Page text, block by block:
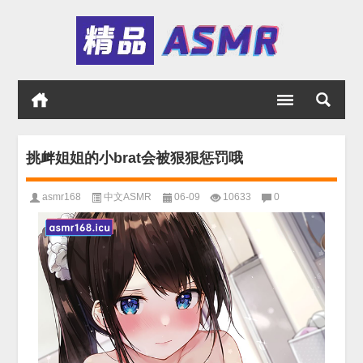
挑衅姐姐的小brat会被狠狠惩罚哦
asmr168 中文ASMR 06-09 10633 0